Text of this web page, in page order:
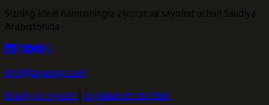
Sizning ideal hamrohingiz ziyorat va sayohat uchun Saudiya
Arabistonida
info@ziyarago.com
Maxfiylik siyosati| Foydalanish shartlari